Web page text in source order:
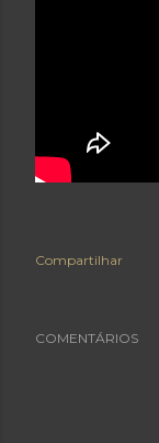
Compartilhar
COMENTÁRIOS